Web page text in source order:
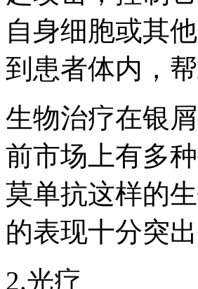
自身细胞或其
到患者体内，
生物治疗在银
前市场上有多
莫单抗这样的
的表现十分突出
2.光疗